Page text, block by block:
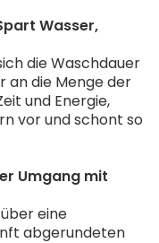
Wasser,
die Waschdauer
an die Menge der
und Energie,
vor und schont so
Umgang mit
eine
abgerundeten